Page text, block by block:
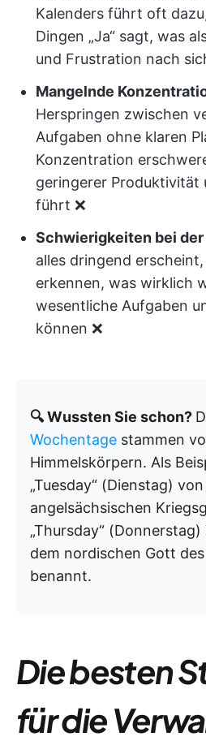
Kalenders führt oft
Dingen „Ja“ sagt, was
und Frustration nach
Mangelnde
Herspringen zwischen
Aufgaben ohne klaren
Konzentration
geringerer Produktivität
führt ❌
Schwierigkeiten bei
alles dringend
erkennen, was wirklich
wesentliche Aufgaben
können ❌
🔍 Wussten Sie schon?
Wochentage stammen
Himmelskörpern. Als
„Tuesday“ (Dienstag) von
angelsächsischen
„Thursday“ (Donnerstag)
dem nordischen Gott
benannt.
Die besten
für die